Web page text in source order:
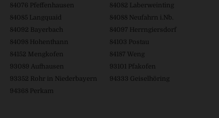
84076 Pfeffenhausen
84082 Laberweinting
84085 Langquaid
84088 Neufahrn i.Nb.
84092 Bayerbach
84097 Herrngiersdorf
84098 Hohenthann
84103 Postau
84152 Mengkofen
84187 Weng
93089 Aufhausen
93101 Pfakofen
93352 Rohr in Niederbayern
94333 Geiselhöring
94368 Perkam